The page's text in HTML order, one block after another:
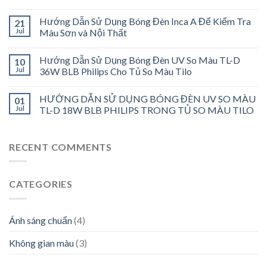
21
Jul
Hướng Dẫn Sử Dụng Bóng Đèn Inca A Để Kiểm Tra
Màu Sơn và Nội Thất
10
Jul
Hướng Dẫn Sử Dụng Bóng Đèn UV So Màu TL-D
36W BLB Philips Cho Tủ So Màu Tilo
01
Jul
HƯỚNG DẪN SỬ DỤNG BÓNG ĐÈN UV SO MÀU
TL-D 18W BLB PHILIPS TRONG TỦ SO MÀU TILO
RECENT COMMENTS
CATEGORIES
Ánh sáng chuẩn(4)
Không gian màu(3)